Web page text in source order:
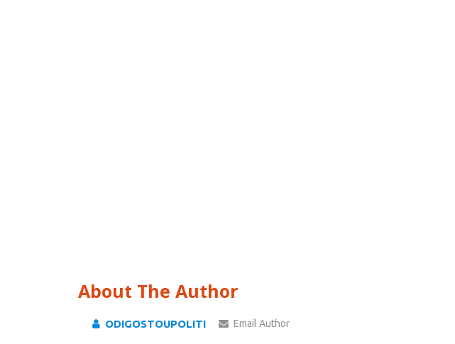
About The Author
ODIGOSTOUPOLITI Email Author